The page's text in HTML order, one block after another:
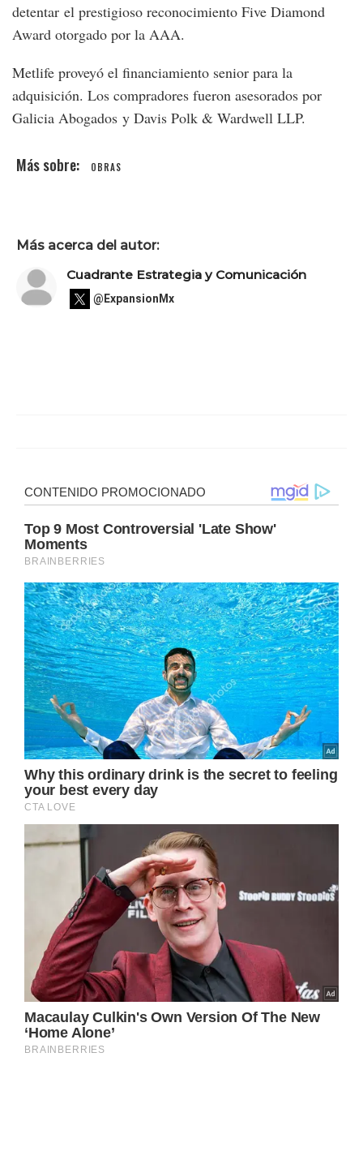
detentar el prestigioso reconocimiento Five Diamond
Award otorgado por la AAA.
Metlife proveyó el financiamiento senior para la
adquisición. Los compradores fueron asesorados por
Galicia Abogados y Davis Polk & Wardwell LLP.
OBRAS
Más acerca del autor:
Cuadrante Estrategia y Comunicación
@ExpansionMx